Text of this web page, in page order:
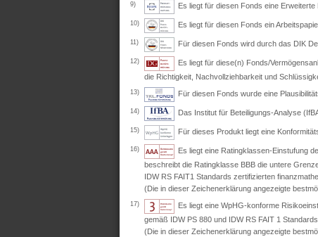
9) Es liegt für diesen Fonds eine
10) Es liegt für diesen Fonds ein
11) Für diesen Fonds wird durch das DIK
12)
Es liegt für diese(n) Fonds/
die Richtigkeit, Nachvollziehbarkeit und
13) Für diesen Fonds wurde eine
14) Das Institut für Beteiligungs-Analyse
15) Für dieses Produkt liegt eine
16)
Es liegt eine Ratingklassen-Einstufung
beschreibt die Ratingklasse BBB die untere
IDW RS FAIT1 Standards zertifizierten
(Die in dieser Zeichenerklärung angezeigte
17)
Es liegt eine WpHG-konforme
gemäß IDW PS 880 und IDW RS FAIT 1
(Die in dieser Zeichenerklärung angezeigte